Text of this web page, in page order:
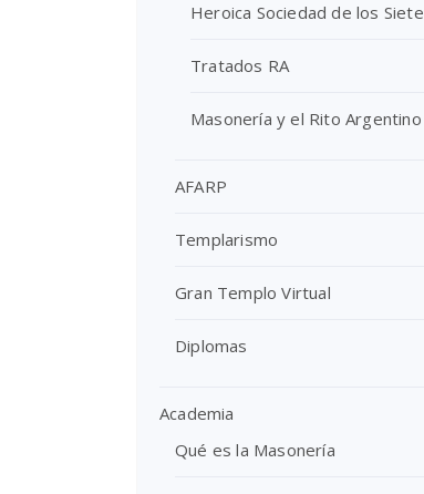
Heroica Sociedad de los Siete
Tratados RA
Masonería y el Rito Argentino
AFARP
Templarismo
Gran Templo Virtual
Diplomas
Academia
Qué es la Masonería